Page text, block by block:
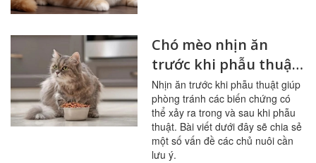
Chó mèo nhịn ăn
trước khi phẫu thuật,
các vấn đề cần lưu ý
Nhịn ăn trước khi phẫu thuật giúp
phòng tránh các biến chứng có
thể xảy ra trong và sau khi phẫu
thuật. Bài viết dưới đây sẽ chia sẻ
một số vấn đề các chủ nuôi cần
lưu ý.